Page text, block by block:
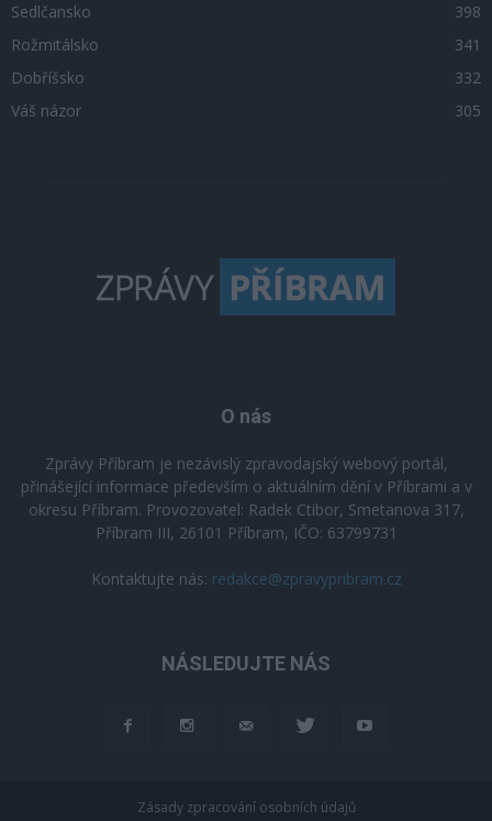
Sedlčansko
398
Rožmitálsko
341
Dobříšsko
332
Váš názor
305
O nás
Zprávy Příbram je nezávislý zpravodajský webový portál,
přinášející informace především o aktuálním dění v Příbrami a v
okresu Příbram. Provozovatel: Radek Ctibor, Smetanova 317,
Příbram III, 26101 Příbram, IČO: 63799731
Kontaktujte nás: redakce@zpravypribram.cz
NÁSLEDUJTE NÁS
Zásady zpracování osobních údajů